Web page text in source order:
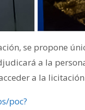
se propone
a la
a la
poc?